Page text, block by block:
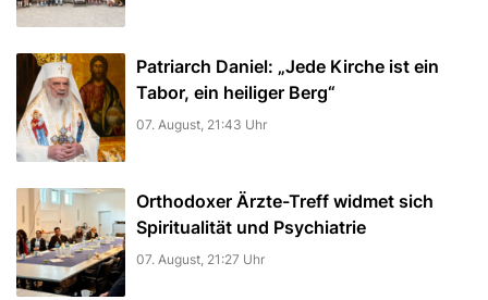
Patriarch Daniel: „Jede Kirche ist ein
Tabor, ein heiliger Berg“
07. August, 21:43 Uhr
Orthodoxer Ärzte-Treff widmet sich
Spiritualität und Psychiatrie
07. August, 21:27 Uhr